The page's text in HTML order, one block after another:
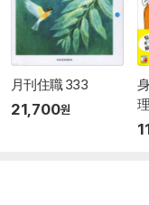
月刊住職 333
21,700원